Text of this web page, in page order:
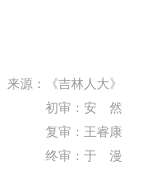
来源：
《吉林人大》
初审：安 然
复审：王睿康
终审：于 漫